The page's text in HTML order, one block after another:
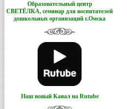
Образовательный центр
СВЕТЁЛКА, семинар для воспитателей
дошкольных организаций г.Омска
Наш новый Канал на Rutube